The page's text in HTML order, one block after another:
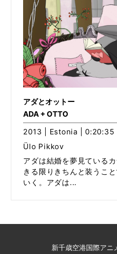
アダとオットー
ADA + OTTO
2013 | Estonia | 0:20:35
Ülo Pikkov
アダは結婚を夢見ている
きる限りきちんと装うこ
いく。アダは...
新千歳空港国際アニ